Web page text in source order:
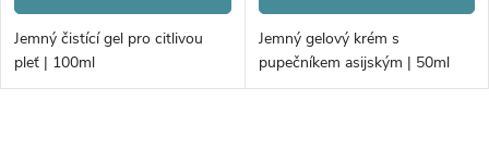
d
u
d
u
Jemný čistící gel pro citlivou
pleť | 100ml
Jemný gelový krém s
pupečníkem asijským | 50ml